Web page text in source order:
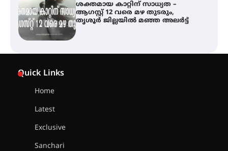
ശക്തമായ കാറ്റിന് സാധ്യത –
ആഗസ്റ്റ് 12 വരെ മഴ തുടരും,
തൃശൂർ ജില്ലയിൽ മഞ്ഞ അലർട്ട്
Quick Links
Home
Latest
Exclusive
Sanchari